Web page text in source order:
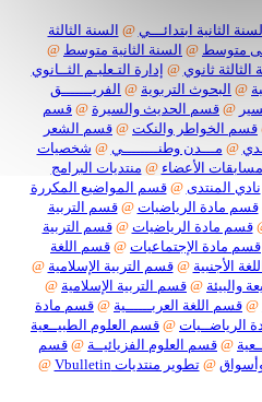
السنة الثانية ابتدائـــي @ السنة الثالثة
متوسط @ السنة الثانية متوسط @
الثالثة ثانوي @ إدارة التـعليـم الثــانوي
@ البحوث التربوية @ الفريـــــــق
@ قسم الحديث والسيرة @ قسم
قسم الخواطر والنكت @ قسم الشعر
@ مـــدن وطنــــــــي @ شخصيات
مسابقات الأعضاء @ منتديات البرامج
نادي المنتدى @قسم المواضيع المكررة
قسم مادة الرياضيات @قسم التربية
قسم مادة الرياضيات @قسم التربية
قسم مادة الإجتماعيات @ قسم اللغة
الأجنبية @قسم التربية الإسلامية @
والبيئة @ قسم التربية الإسلامية @
@ قسم اللغة العربــــــية @ قسم مادة
الرياضــيات @ قسم العلوم الطبيــعية
@ قسم العلوم الفزيائيــة @ قسم
@تطوير منتديات Vbulletin
@